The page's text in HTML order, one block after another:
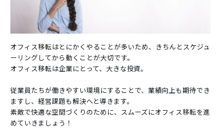
オフィス移転はとにかくやることが多いため、きちんとスケジュ
ーリングしてから動くことが大切です。
オフィス移転は企業にとって、大きな投資。
従業員たちが働きやすい環境にすることで、業績向上も期待でき
ますし、経営課題も解決へと導きます。
素敵で快適な空間づくりのために、スムーズにオフィス移転を進
めていきましょう！